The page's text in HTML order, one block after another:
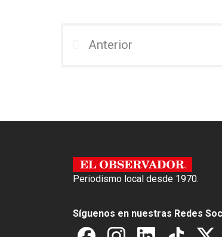
b
er s
Anterior
Periodismo local desde 1970.
Síguenos en nuestras Redes